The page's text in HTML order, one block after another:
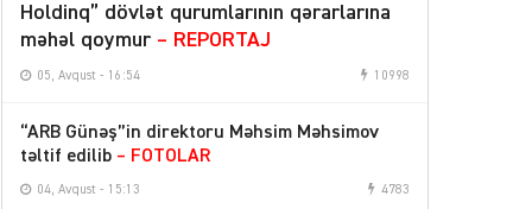
Holdinq” dövlət qurumlarının qərarlarına
məhəl qoymur – REPORTAJ
05, Avqust - 16:54 10998
“ARB Günəş”in direktoru Məhsim Məhsimov
təltif edilib – FOTOLAR
04, Avqust - 15:13 4783